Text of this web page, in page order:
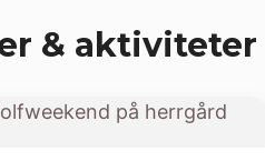
& aktiviteter